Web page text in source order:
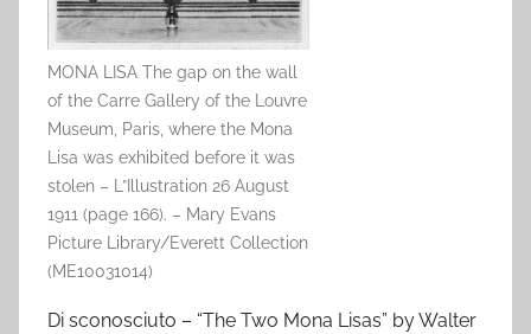
MONA LISA The gap on the wall
of the Carre Gallery of the Louvre
Museum, Paris, where the Mona
Lisa was exhibited before it was
stolen – L”Illustration 26 August
1911 (page 166). – Mary Evans
Picture Library/Everett Collection
(ME10031014)
Di sconosciuto – “The Two Mona Lisas” by Walter